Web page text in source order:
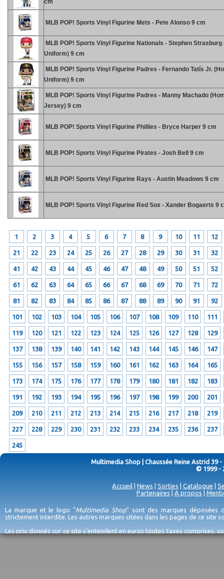
cm
MLB POP! Sports Vinyl Figurine Mets - Pete Alonso 9 cm
MLB POP! Sports Vinyl Figurine Nationals - Stephen Strasburg
Uniform) 9 cm
MLB POP! Sports Vinyl Figurine Padres - Fernando Tatís Jr.
Uniform) 9 cm
MLB POP! Sports Vinyl Figurine Padres - Manny Machado
Jersey) 9 cm
MLB POP! Sports Vinyl Figurine Phillies - Bryce Harper 9 cm
MLB POP! Sports Vinyl Figurine Pirates - Josh Bell 9 cm
MLB POP! Sports Vinyl Figurine Rays - Austin Meadows 9 cm
MLB POP! Sports Vinyl Figurine Red Sox - Xander Bogaerts 9
1 2 3 4 5 6 7 8 9 10 11 12
21 22 23 24 25 26 27 28 29 30 31 32
41 42 43 44 45 46 47 48 49 50 51 52
61 62 63 64 65 66 67 68 69 70 71 72
81 82 83 84 85 86 87 88 89 90 91 92
101 102 103 104 105 106 107 108 109 110 111
119 120 121 122 123 124 125 126 127 128 129
137 138 139 140 141 142 143 144 145 146 147
155 156 157 158 159 160 161 162 163 164 165
173 174 175 176 177 178 179 180 181 182 183
191 192 193 194 195 196 197 198 199 200 201
209 210 211 212 213 214 215 216 217 218 219
227 228 229 230 231 232 233 234 235 236 237
245
Multimedia Shop | Chaussée Reine Astrid 39 -
© 1999 -
Accueil News Sorties Catalogue
Partenaires
A propos
La marque et le logo "Multimedia Shop" sont des marques déposées
strictement interdite. Les autres marques citées dans les pages de ce site
Les prix donnés sur ce site s'entendent en euros toutes taxes comprises,
erreurs d'encodage, et sauf épuisement du stock et/ou impossibilité de